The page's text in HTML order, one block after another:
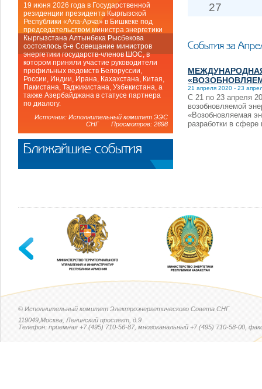
27
События за
21 апреля 2020 - 23
С 21 по 23 апреля
возобновляемой
«Возобновляемая
разработки в сфере
19 июня 2026 года в Государственной
резиденции президента Кыргызской
Республики «Ала-Арча» в Бишкеке под
председательством министра энергетики
Кыргызстана Алтынбека Рысбекова
состоялось 6-е Совещание министров
энергетики государств-членов ШОС, в
котором приняли участие руководители
профильных ведомств Белоруссии,
России, Индии, Ирана, Кахахстана, Китая,
Пакистана, Таджикистана, Узбекистана, а
также Азербайджана в статусе партнера
по диалогу.
Источник: Исполнительный комитет ЭЭС
СНГ Просмотров: 2698
Ближайшие события
© Исполнительный комитет Электроэнергетического Совета СНГ
119049,Москва, Ленинский проспект, д.9
Телефон: приемная +7 (495) 710-56-87, многоканальный +7 (495) 710-58-00,